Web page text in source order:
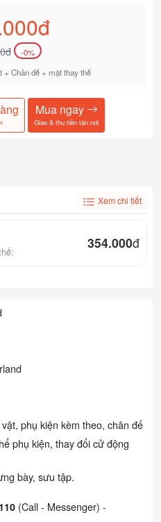
-0%
+ Chân đế + mặt thay thế
Mua ngay
Giao & thu tiền tận nơi
Xem chi tiết
354.000đ
phụ kiện kèm theo, chân đế
phụ kiện, thay đổi cử động
bày, sưu tập.
(Call - Messenger) -